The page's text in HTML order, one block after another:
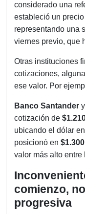
considerado una
estableció un
representando una
viernes previo, que
Otras instituciones
cotizaciones,
ese valor. Por
Banco Santander y
cotización de
ubicando el dólar en
posicionó en $1.300
valor más alto entre
comienzo,
progresiva